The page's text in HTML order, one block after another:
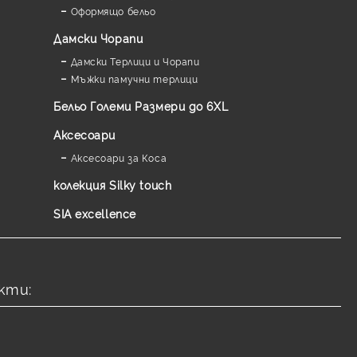
Оформящо бельо
Дамски Чорапи
Дамски Терлици и Чорапи
Мъжки памучни терлици
Бельо Големи Размери до 6XL
Аксесоари
Аксесоари за Коса
колекция Silky touch
SIA excellence